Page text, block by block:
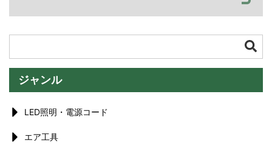
ジャンル
LED照明・電源コード
エア工具